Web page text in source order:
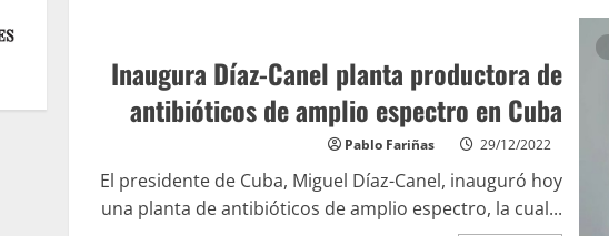
Inaugura Díaz-Canel planta productora de
antibióticos de amplio espectro en Cuba
Pablo Fariñas 29/12/2022
El presidente de Cuba, Miguel Díaz-Canel, inauguró hoy
una planta de antibióticos de amplio espectro, la cual...